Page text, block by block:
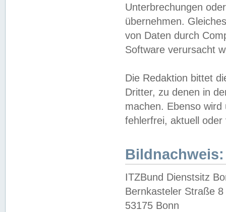
Unterbrechungen
übernehmen.
von Daten durch
Software verursacht
Die Redaktion bittet
Dritter, zu denen in
machen. Ebenso
fehlerfrei, aktuell oder
Bildnachweis:
ITZBund Dienstsitz
Bernkasteler Straße 8
53175 Bonn